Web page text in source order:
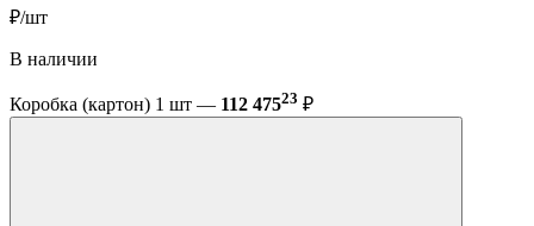
₽/шт
В наличии
Коробка (картон) 1 шт — 112 47523 ₽